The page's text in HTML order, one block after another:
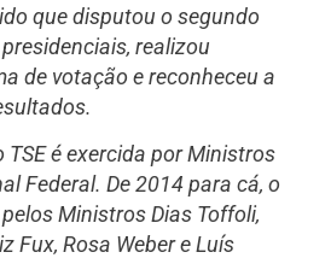
que disputou o segundo
realizou
de votação e reconheceu a
TSE é exercida por Ministros
Federal. De 2014 para cá, o
Ministros Dias Toffoli,
Fux, Rosa Weber e Luís